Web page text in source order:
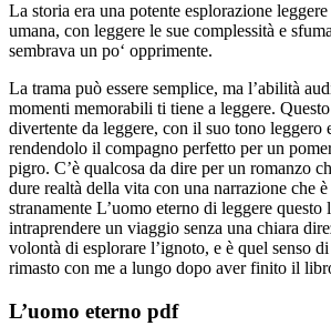
La storia era una potente esplorazione
umana, con leggere le sue complessità e
sembrava un po‘ opprimente.
La trama può essere semplice, ma l’abilità
momenti memorabili ti tiene a leggere.
divertente da leggere, con il suo tono leggero
rendendolo il compagno perfetto per un
pigro. C’è qualcosa da dire per un romanzo
dure realtà della vita con una narrazione che
stranamente L’uomo eterno di leggere questo
intraprendere un viaggio senza una chiara
volontà di esplorare l’ignoto, e è quel senso
rimasto con me a lungo dopo aver finito il
L’uomo eterno pdf